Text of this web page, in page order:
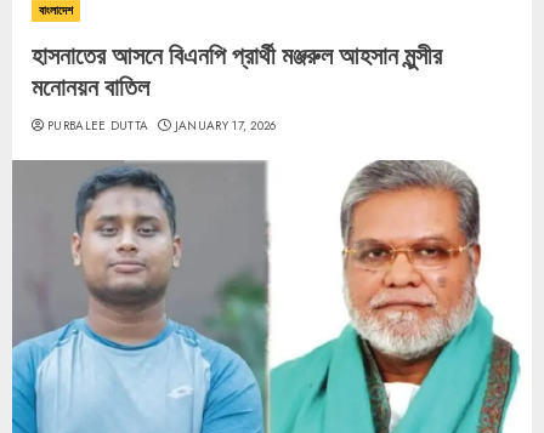
বাংলাদেশ
হাসনাতের আসনে বিএনপি প্রার্থী মঞ্জরুল আহসান মুন্সীর
মনোনয়ন বাতিল
PURBALEE DUTTA JANUARY 17, 2026